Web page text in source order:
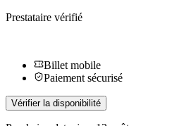
Prestataire vérifié
Billet mobile
Paiement sécurisé
Vérifier la disponibilité